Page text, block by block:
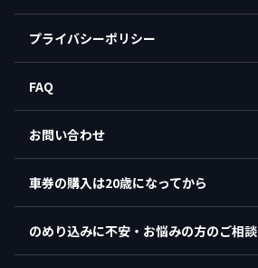
プライバシーポリシー
FAQ
お問い合わせ
車券の購入は20歳になってから
のめり込みに不安・お悩みの方のご相談